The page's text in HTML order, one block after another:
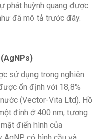
phát huỳnh quang được
đã mô tả trước đây.
sử dụng trong nghiên
ổn định với 18,8%
(Vector-Vita Ltd). Hồ
đỉnh ở 400 nm, tương
điển hình của